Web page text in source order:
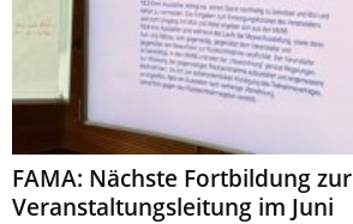
FAMA: Nächste Fortbildung zur
Veranstaltungsleitung im Juni